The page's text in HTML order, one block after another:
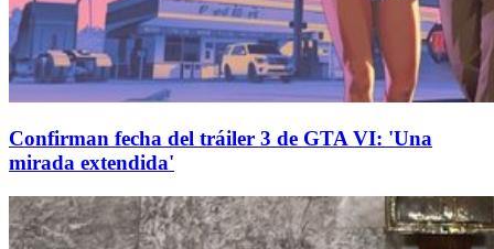
Confirman fecha del tráiler 3 de GTA VI: 'Una
mirada extendida'